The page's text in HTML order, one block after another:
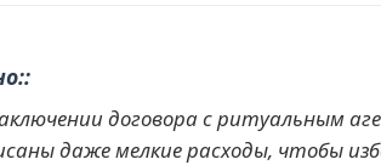
договора с ритуальным
даже мелкие расходы, чтобы